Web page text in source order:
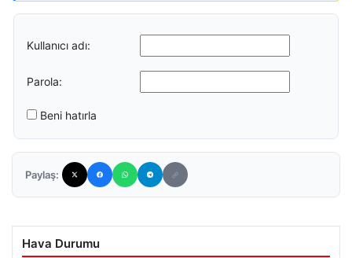
Kullanıcı adı:
Parola:
Beni hatırla
Paylaş:
Hava Durumu